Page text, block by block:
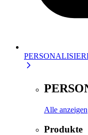
Alle anzeigen
Produkte